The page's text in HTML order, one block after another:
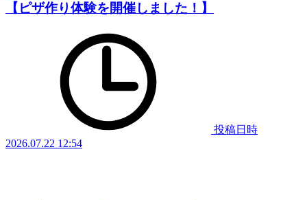
【ピザ作り体験を開催しました！】
投稿日時
2026.07.22 12:54